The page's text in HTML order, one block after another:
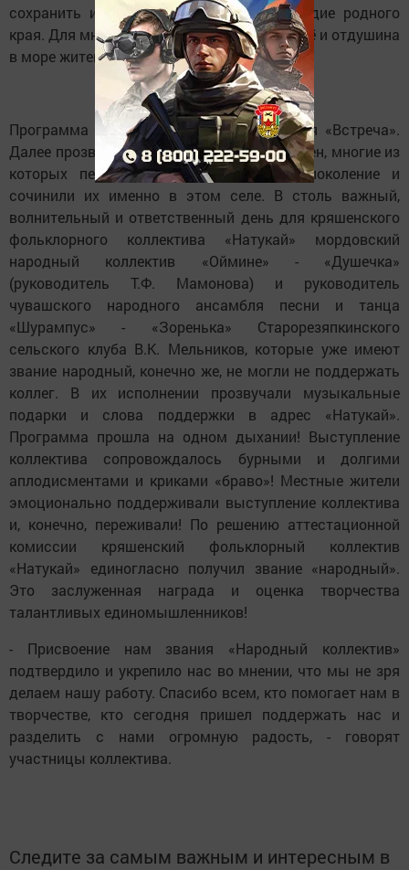
сохранить и развивать культурное наследие родного
края. Для многих участников ансамбль ещё и отдушина
в море житейских невзгод.
Программа началась с песни-приветствия «Встреча».
Далее прозвучало много фольклорных песен, многие из
которых передаются из поколения в поколение и
сочинили их именно в этом селе. В столь важный,
волнительный и ответственный день для кряшенского
фольклорного коллектива «Натукай» мордовский
народный коллектив «Оймине» - «Душечка»
(руководитель Т.Ф. Мамонова) и руководитель
чувашского народного ансамбля песни и танца
«Шурампус» - «Зоренька» Старорезяпкинского
сельского клуба В.К. Мельников, которые уже имеют
звание народный, конечно же, не могли не поддержать
коллег. В их исполнении прозвучали музыкальные
подарки и слова поддержки в адрес «Натукай».
Программа прошла на одном дыхании! Выступление
коллектива сопровождалось бурными и долгими
аплодисментами и криками «браво»! Местные жители
эмоционально поддерживали выступление коллектива
и, конечно, переживали! По решению аттестационной
комиссии кряшенский фольклорный коллектив
«Натукай» единогласно получил звание «народный».
Это заслуженная награда и оценка творчества
талантливых единомышленников!
- Присвоение нам звания «Народный коллектив»
подтвердило и укрепило нас во мнении, что мы не зря
делаем нашу работу. Спасибо всем, кто помогает нам в
творчестве, кто сегодня пришел поддержать нас и
разделить с нами огромную радость, - говорят
участницы коллектива.
Следите за самым важным и интересным в